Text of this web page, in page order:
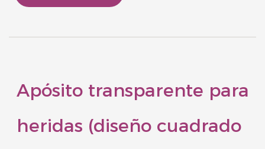
Apósito transparente para
heridas (diseño cuadrado